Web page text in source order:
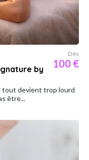
by
Dès
100 €
tout devient trop lourd
être...